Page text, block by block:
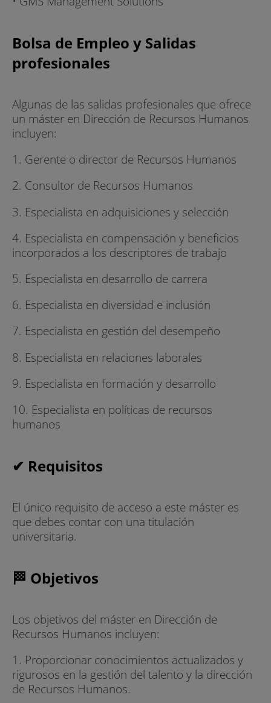
Bolsa de Empleo y Salidas
profesionales
Algunas de las salidas profesionales que ofrece
un máster en Dirección de Recursos Humanos
incluyen:
1. Gerente o director de Recursos Humanos
2. Consultor de Recursos Humanos
3. Especialista en adquisiciones y selección
4. Especialista en compensación y beneficios
incorporados a los descriptores de trabajo
5. Especialista en desarrollo de carrera
6. Especialista en diversidad e inclusión
7. Especialista en gestión del desempeño
8. Especialista en relaciones laborales
9. Especialista en formación y desarrollo
10. Especialista en políticas de recursos
humanos
✔ Requisitos
El único requisito de acceso a este máster es
que debes contar con una titulación
universitaria.
🏁 Objetivos
Los objetivos del máster en Dirección de
Recursos Humanos incluyen:
1. Proporcionar conocimientos actualizados y
rigurosos en la gestión del talento y la dirección
de Recursos Humanos.